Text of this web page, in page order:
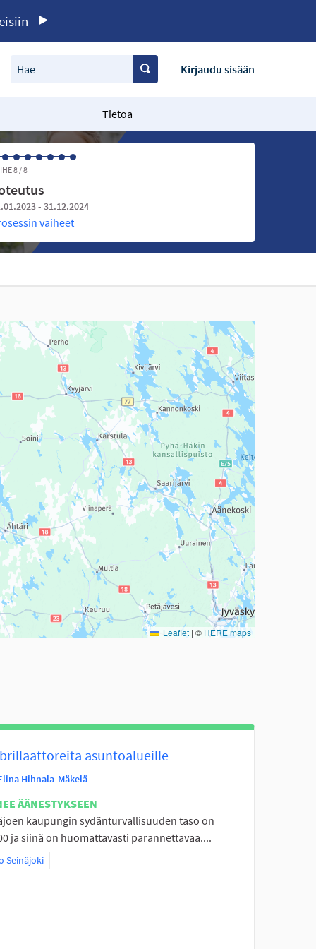
Hae Kirjaudu sisään
Tietoa
8 / 8
- 31.12.2024
vaiheet
mutta se voi olla vaikeaselkoinen.
Leaflet | © HERE maps
asuntoalueille
Hihnala-Mäkelä
ÄÄNESTYKSEEN
kaupungin sydänturvallisuuden taso on
ja siinä on huomattavasti parannettavaa....
tulokset teeman mukaan: Koko Seinäjoki
Seinäjoki